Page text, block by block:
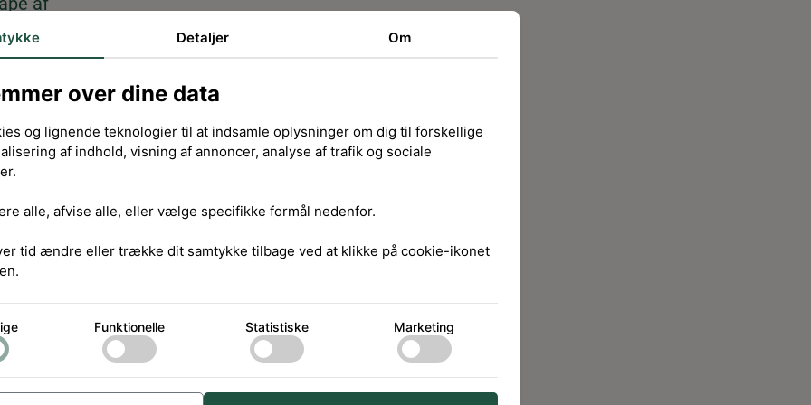
har
at
års
og
Detaljer Om
over dine data
og lignende teknologier til at indsamle oplysninger om dig til forskellige
af indhold, visning af annoncer, analyse af trafik og sociale
alle, afvise alle, eller vælge specifikke formål nedenfor.
tid ændre eller trække dit samtykke tilbage ved at klikke på cookie-ikonet
Funktionelle Statistiske Marketing